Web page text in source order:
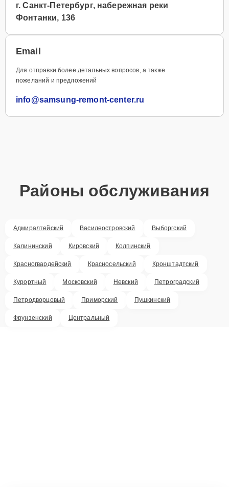
г. Санкт-Петербург, набережная реки
Фонтанки, 136
Email
Для отправки более детальных вопросов, а также
пожеланий и предложений
info@samsung-remont-center.ru
Районы обслуживания
Адмиралтейский Василеостровский Выборгский
Калининский Кировский Колпинский
Красногвардейский Красносельский Кронштадтский
Курортный Московский Невский Петроградский
Петродворцовый Приморский Пушкинский
Фрунзенский Центральный